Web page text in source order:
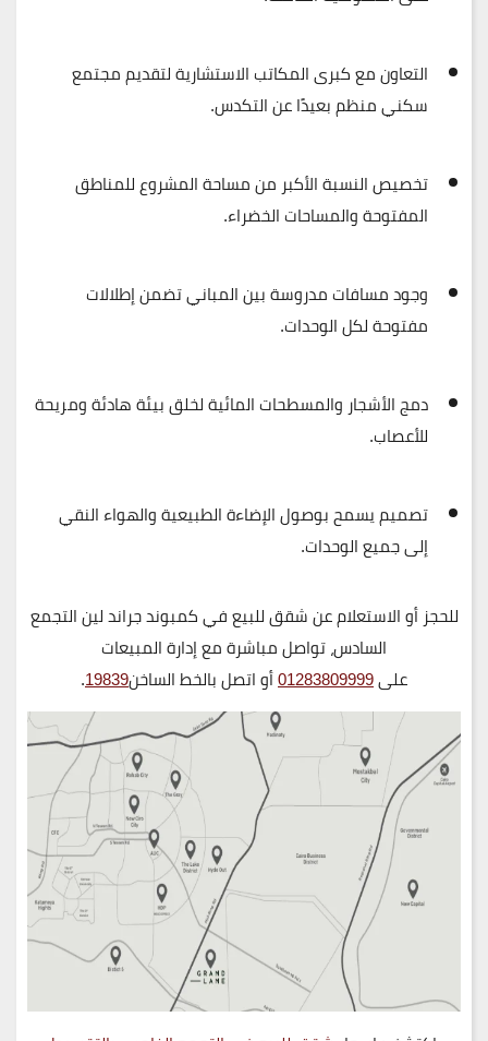
التعاون مع كبرى المكاتب الاستشارية لتقديم مجتمع
سكني منظم بعيدًا عن التكدس.
تخصيص النسبة الأكبر من مساحة المشروع للمناطق
المفتوحة والمساحات الخضراء.
وجود مسافات مدروسة بين المباني تضمن إطلالات
مفتوحة لكل الوحدات.
دمج الأشجار والمسطحات المائية لخلق بيئة هادئة ومريحة
للأعصاب.
تصميم يسمح بوصول الإضاءة الطبيعية والهواء النقي
إلى جميع الوحدات.
للحجز أو الاستعلام عن شقق للبيع في كمبوند جراند لين التجمع
السادس، تواصل مباشرة مع إدارة المبيعات
على01283809999أو اتصل بالخط الساخن19839
.